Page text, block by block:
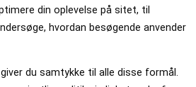
din oplevelse på sitet, til
hvordan besøgende anvender
du samtykke til alle disse formål.